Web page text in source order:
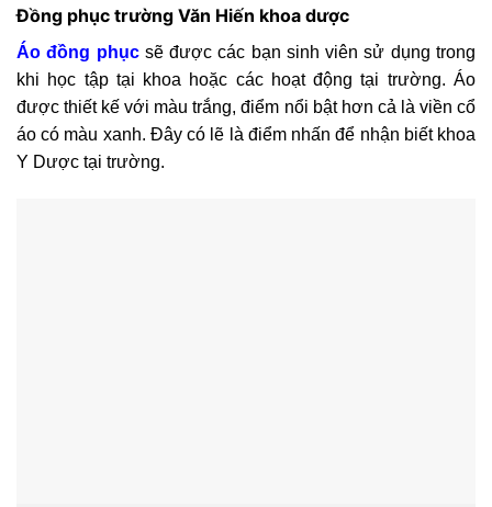
Đồng phục trường Văn Hiến khoa dược
Áo đồng phụcsẽ được các bạn sinh viên sử dụng trong
khi học tập tại khoa hoặc các hoạt động tại trường. Áo
được thiết kế với màu trắng, điểm nổi bật hơn cả là viền cổ
áo có màu xanh. Đây có lẽ là điểm nhấn để nhận biết khoa
Y Dược tại trường.